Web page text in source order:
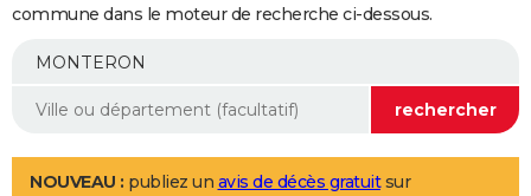
Essais
Réserver un essai
Citadines
Berlines
SUV
Forum auto
+
Mobiles
Meilleur smartphone
Internet
Ordinateurs
Jeux vidéo
Guide high-tech
Aménagement intérieur
LIFESTYLE
commune dans le moteur de recherche ci-dessous.
NOUVEAU : publiez un avis de décès gratuitsur